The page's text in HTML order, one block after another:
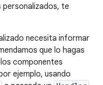
personalizados, te
necesita informar
que lo hagas
componentes
ejemplo, usando